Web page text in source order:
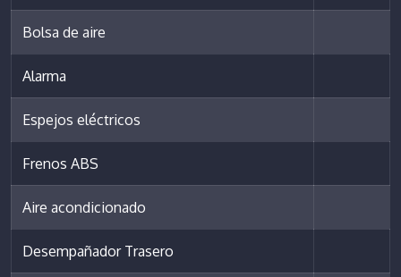
Bolsa de aire
Alarma
Espejos eléctricos
Frenos ABS
Aire acondicionado
Desempañador Trasero